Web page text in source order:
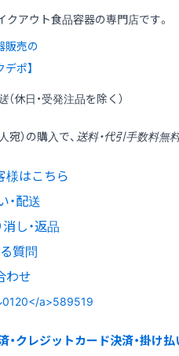
クアウト食品容器の専門店です。
販売の
デポ】
（休日・受発注品を除く）
宛）の購入で、 送料・代引手数料無
様はこちら
・配送
し・返品
質問
わせ